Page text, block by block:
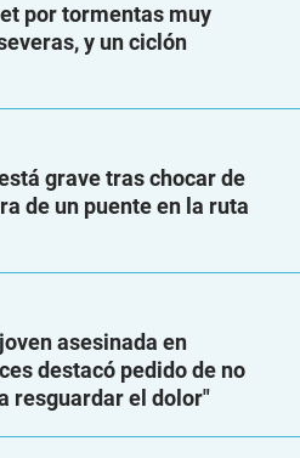
por tormentas muy
y un ciclón
grave tras chocar de
de un puente en la ruta
asesinada en
destacó pedido de no
resguardar el dolor"